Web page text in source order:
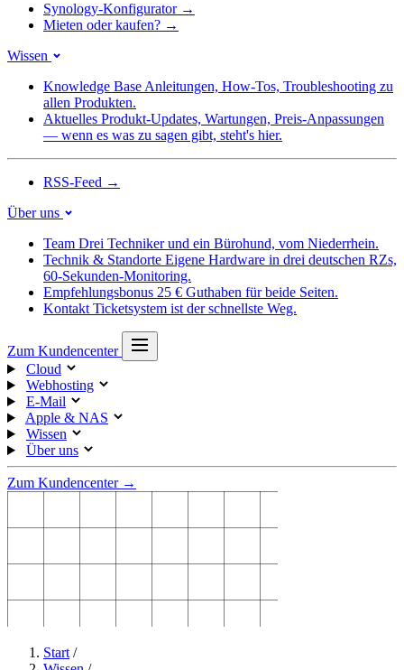
Synology-Konfigurator →
Mieten oder kaufen? →
Wissen
Knowledge Base Anleitungen, How-Tos, Troubleshooting zu
allen Produkten.
Aktuelles Produkt-Updates, Wartungen, Preis-Anpassungen
— wenn es was zu sagen gibt, steht's hier.
RSS-Feed →
Über uns
Team Drei Techniker und ein Bürohund, vom Niederrhein.
Technik & Standorte Eigene Hardware in drei deutschen RZs,
60-Sekunden-Monitoring.
Empfehlungsbonus 25 € Guthaben für beide Seiten.
Kontakt Ticketsystem ist der schnellste Weg.
Zum Kundencenter
Cloud
Webhosting
E-Mail
Apple & NAS
Wissen
Über uns
Zum Kundencenter →
Start /